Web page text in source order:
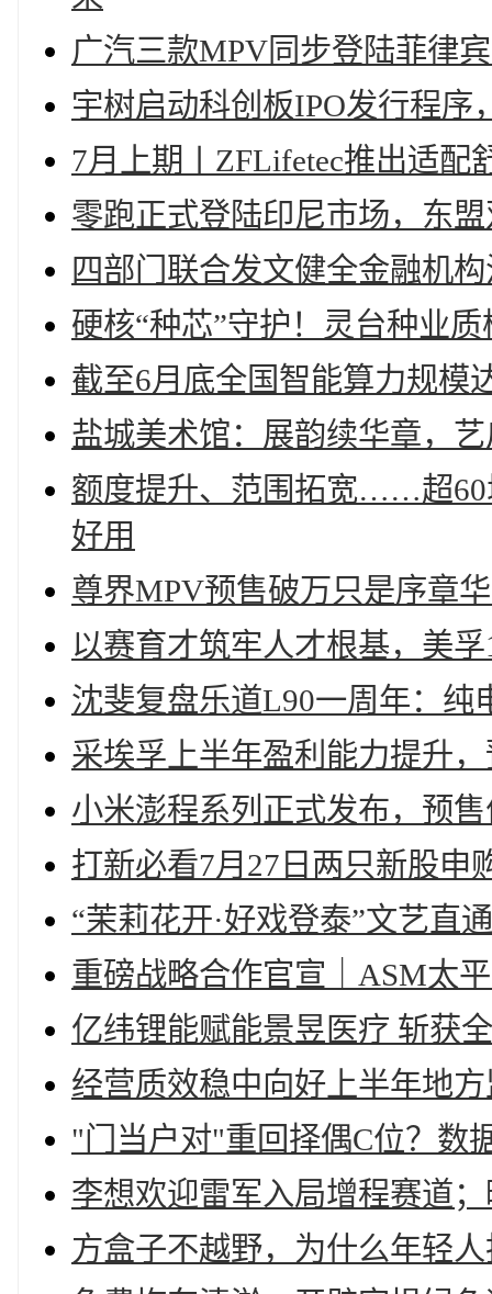
广汽三款MPV同步登陆菲律
宇树启动科创板IPO发行程序
7月上期〡ZFLifetec推出适配
零跑正式登陆印尼市场，东
四部门联合发文健全金融机
硬核“种芯”守护！灵台种业
截至6月底全国智能算力规模
盐城美术馆：展韵续华章，
额度提升、范围拓宽……超60
好用
尊界MPV预售破万只是序章
以赛育才筑牢人才根基，美
沈斐复盘乐道L90一周年：纯
采埃孚上半年盈利能力提升
小米澎程系列正式发布，预
打新必看7月27日两只新股申
“茉莉花开·好戏登泰”文艺直
重磅战略合作官宣｜ASM太
亿纬锂能赋能景昱医疗 斩获
经营质效稳中向好上半年地
"门当户对"重回择偶C位？数
李想欢迎雷军入局增程赛道
方盒子不越野，为什么年轻